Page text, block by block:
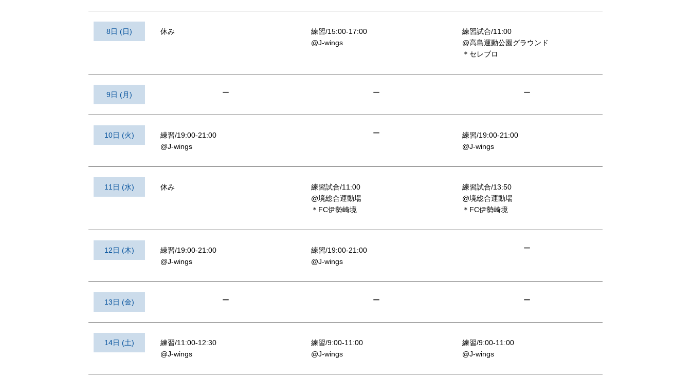
8日 (日) 休み
練習/15:00-17:00
@J-wings
練習試合/11:00
@高島運動公園グラウンド
＊セレブロ
9日 (月) ー ー ー
10日 (火)
練習/19:00-21:00
@J-wings
ー
練習/19:00-21:00
@J-wings
11日 (水) 休み
練習試合/11:00
@境総合運動場
＊FC伊勢崎境
練習試合/13:50
@境総合運動場
＊FC伊勢崎境
12日 (木)
練習/19:00-21:00
@J-wings
練習/19:00-21:00
@J-wings
ー
13日 (金) ー ー ー
14日 (土)
練習/11:00-12:30
@J-wings
練習/9:00-11:00
@J-wings
練習/9:00-11:00
@J-wings